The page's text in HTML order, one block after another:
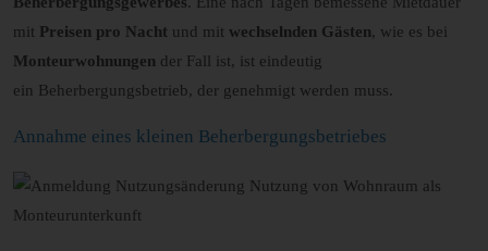
mit Preisen pro Nacht und mit wechselnden Gästen, wie es bei
Monteurwohnungen der Fall ist, ist eindeutig
ein Beherbergungsbetrieb, der genehmigt werden muss.
Annahme eines kleinen Beherbergungsbetriebes